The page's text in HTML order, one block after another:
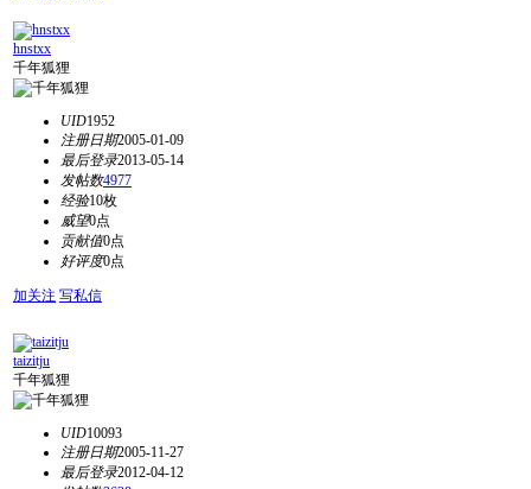
hnstxx
千年狐狸
UID1952
注册日期2005-01-09
最后登录2013-05-14
发帖数4977
经验10枚
威望0点
贡献值0点
好评度0点
加关注 写私信
taizitju
千年狐狸
UID10093
注册日期2005-11-27
最后登录2012-04-12